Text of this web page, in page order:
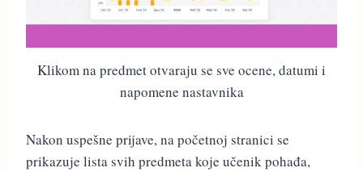
Klikom na predmet otvaraju se sve ocene, datumi i
napomene nastavnika
Nakon uspešne prijave, na početnoj stranici se
prikazuje lista svih predmeta koje učenik pohađa,